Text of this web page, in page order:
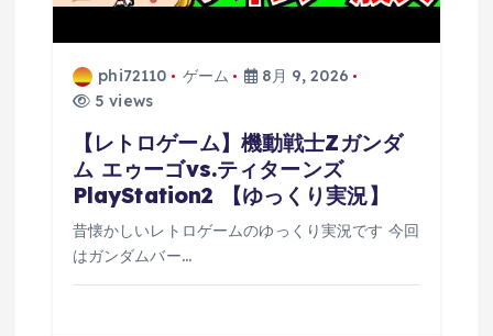
phi72110 ゲーム
8月 9, 2026
5 views
【レトロゲーム】機動戦士Zガンダ
ム エゥーゴvs.ティターンズ
PlayStation2 【ゆっくり実況】
昔懐かしいレトロゲームのゆっくり実況です 今回
はガンダムバー…